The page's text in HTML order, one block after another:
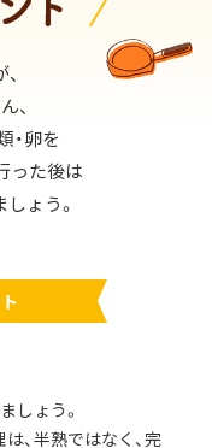
、
・卵を
った後は
ょう。
しょう。
、半熟ではなく、完